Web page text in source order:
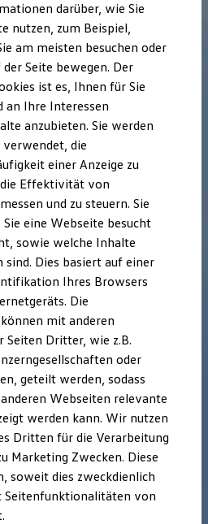
Data
Updates
und Sicherheitssysteme
und Lifestyle Produkte
Strom
für Privatkunden
für Gewerbekunden
Laden
der Elektrofahrzeuge
für Privatkunden
& Ratgeber
darüber, wie Sie
nutzen, zum Beispiel,
am meisten besuchen oder
Seite bewegen. Der
ist es, Ihnen für Sie
an Ihre Interessen
anzubieten. Sie werden
verwendet, die
einer Anzeige zu
die Effektivität von
und zu steuern. Sie
eine Webseite besucht
sowie welche Inhalte
sind. Dies basiert auf einer
Ihres Browsers
Die
mit anderen
Seiten Dritter, wie z.B.
oder
geteilt werden, sodass
Webseiten relevante
werden kann. Wir nutzen
Dritten für die Verarbeitung
Marketing Zwecken. Diese
soweit dies zweckdienlich
von